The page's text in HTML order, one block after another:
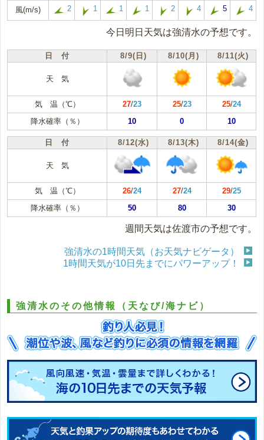
風(m/s) 2 1 1 1 2 4 5 4
今日明日天気は強清水の予想です。
日 付 8/9(日) 8/10(月) 8/11(火)
天 気
気 温（℃） 27/23 25/23 25/24
降水確率（％）
10 0 10
日 付 8/12(水) 8/13(木) 8/14(金)
天 気
気 温（℃） 26/24 27/24 29/25
降水確率（％）
50 80 30
週間天気は佐渡市の予想です。
強清水の1時間天気（お天気ナビゲータ）
1時間天気が10日先までにパワーアップ！
強清水のその他情報（天なび/海ナビ）